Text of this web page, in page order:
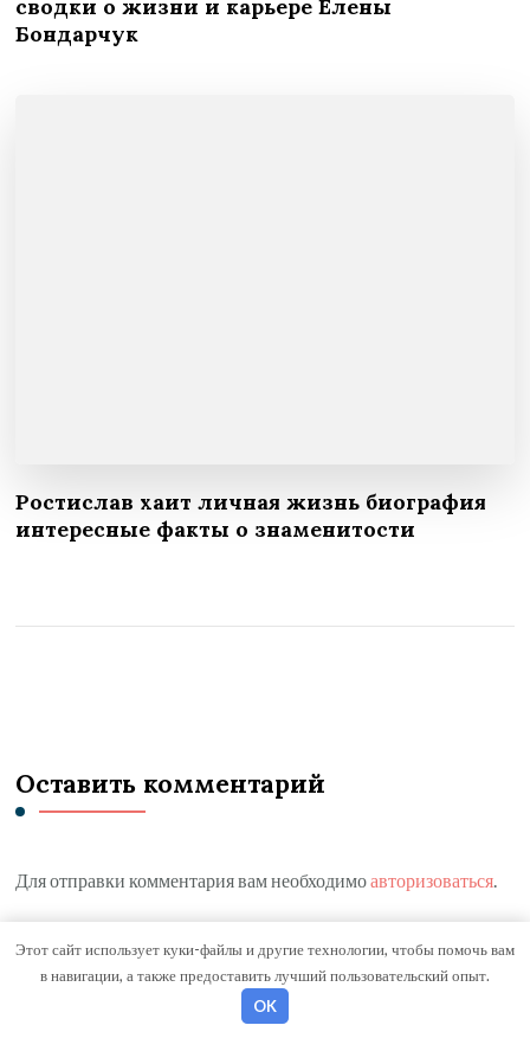
сводки о жизни и карьере Елены
Бондарчук
Ростислав хаит личная жизнь биография
интересные факты о знаменитости
Оставить комментарий
Для отправки комментария вам необходимоавторизоваться.
Поиск
Этот сайт использует куки-файлы и другие технологии, чтобы помочь вам
в навигации, а также предоставить лучший пользовательский опыт.
OK